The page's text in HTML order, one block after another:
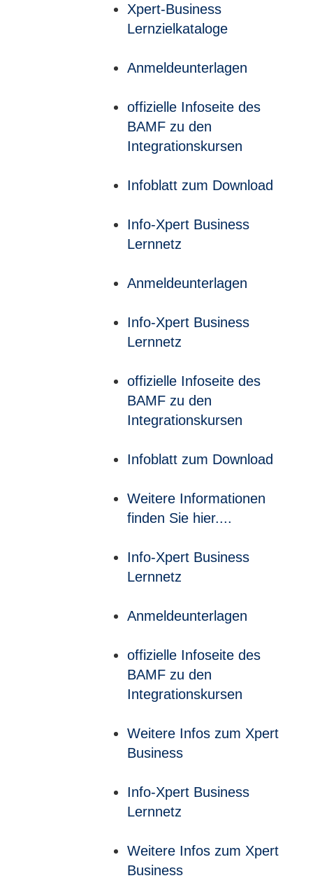
Xpert-Business
Lernzielkataloge
Anmeldeunterlagen
offizielle Infoseite des
BAMF zu den
Integrationskursen
Infoblatt zum Download
Info-Xpert Business
Lernnetz
Anmeldeunterlagen
Info-Xpert Business
Lernnetz
offizielle Infoseite des
BAMF zu den
Integrationskursen
Infoblatt zum Download
Weitere Informationen
finden Sie hier....
Info-Xpert Business
Lernnetz
Anmeldeunterlagen
offizielle Infoseite des
BAMF zu den
Integrationskursen
Weitere Infos zum Xpert
Business
Info-Xpert Business
Lernnetz
Weitere Infos zum Xpert
Business